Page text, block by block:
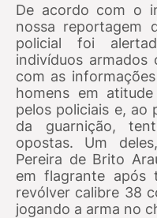
De acordo com o
nossa reportagem
policial foi
indivíduos armados
com as
homens em
pelos policiais e, ao
da guarnição,
opostas. Um
Pereira de Brito
em flagrante após
revólver calibre 38
jogando a arma no